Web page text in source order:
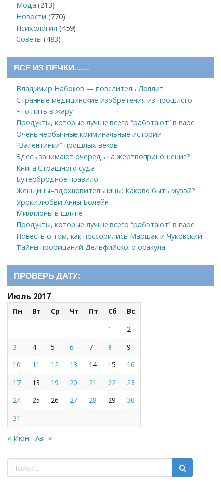
Мода (213)
Новости (770)
Психология (459)
Советы (483)
ВСЕ ИЗ ПЕЧКИ…….
Владимир Набоков — повелитель Лоллит
Странные медицинские изобретения из прошлого
Что пить в жару
Продукты, которые лучше всего “работают” в паре
Очень необычные криминальные истории
“Валентинки” прошлых веков
Здесь занимают очередь на жертвоприношение?
Книга Страшного суда
Бутербродное правило
Женщины–вдохновительницы: Каково быть музой?
Уроки любви Анны Болейн
Миллионы в шляпе
Продукты, которые лучше всего “работают” в паре
Повесть о том, как поссорились Маршак и Чуковский
Тайны прорицаний Дельфийского оракула
ПРОВЕРЬ ДАТУ:
Июль 2017
Пн Вт Ср Чт Пт Сб
Вс
1
2
3
4 5 6 7 8
9
10
11 12 13 14 15
16
17
18 19 20 21 22
23
24
25 26 27 28 29
30
31
« Июн Авг »